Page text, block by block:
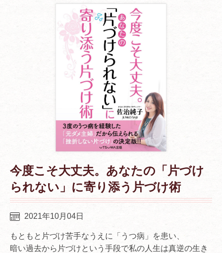
今度こそ大丈夫。あなたの「片づけ
られない」に寄り添う片づけ術
2021年10月04日
もともと片づけ苦手なうえに「うつ病」を患い、
暗い過去から片づけという手段で私の人生は真逆の生き